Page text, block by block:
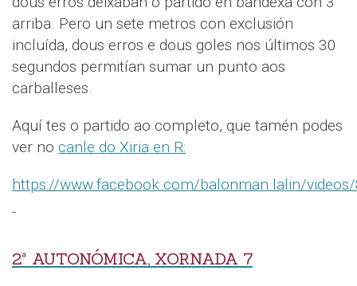
arriba. Pero un sete metros con exclusión
incluída, dous erros e dous goles nos últimos 30
segundos permitían sumar un punto aos
carballeses.
Aquí tes o partido ao completo, que tamén podes
ver no canle do Xiria en R:
https://www.facebook.com/balonman.lalin/
2ª AUTONÓMICA, XORNADA 7